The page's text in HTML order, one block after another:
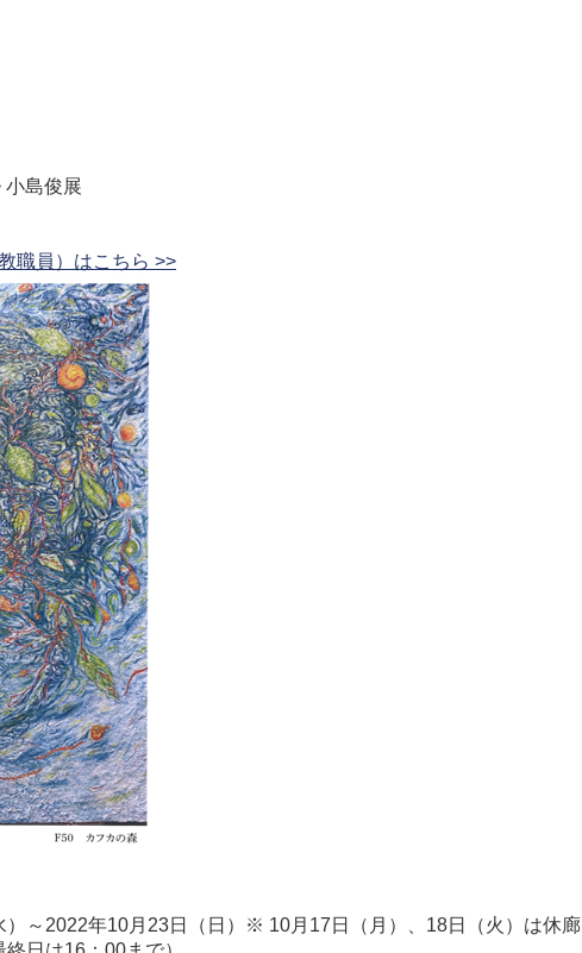
小島俊展
職員）はこちら >>
）～2022年10月23日（日）※ 10月17日（月）、18日（火）は休廊